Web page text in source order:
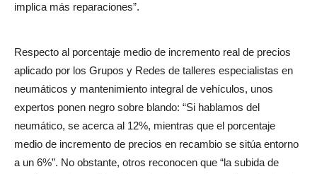
implica más reparaciones”.
Respecto al porcentaje medio de incremento real de precios
aplicado por los Grupos y Redes de talleres especialistas en
neumáticos y mantenimiento integral de vehículos, unos
expertos ponen negro sobre blando: “Si hablamos del
neumático, se acerca al 12%, mientras que el porcentaje
medio de incremento de precios en recambio se sitúa entorno
a un 6%”. No obstante, otros reconocen que “la subida de